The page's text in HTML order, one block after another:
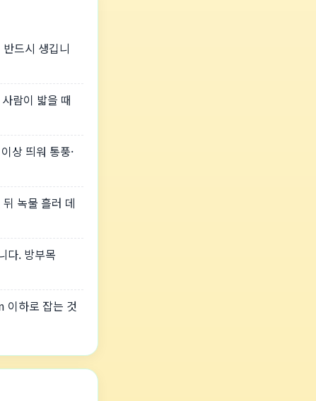
드시 생깁니
람이 밟을 때
상 띄워 통풍·
녹물 흘러 데
다. 방부목
이하로 잡는 것